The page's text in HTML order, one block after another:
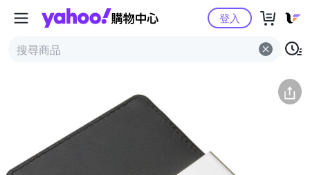
Yahoo購物中心
登入
簡介 評價 (0) 猜你喜歡